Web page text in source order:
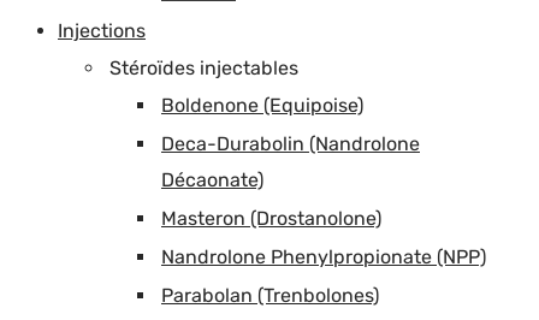
Injections
Stéroïdes injectables
Boldenone (Equipoise)
Deca-Durabolin (Nandrolone
Décaonate)
Masteron (Drostanolone)
Nandrolone Phenylpropionate (NPP)
Parabolan (Trenbolones)